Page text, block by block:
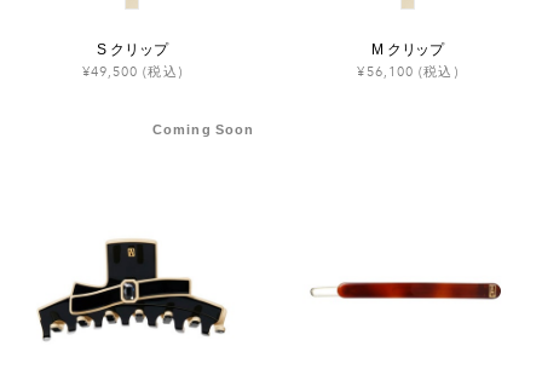
S クリップ
¥49,500 (税込)
M クリップ
¥56,100 (税込)
Coming Soon